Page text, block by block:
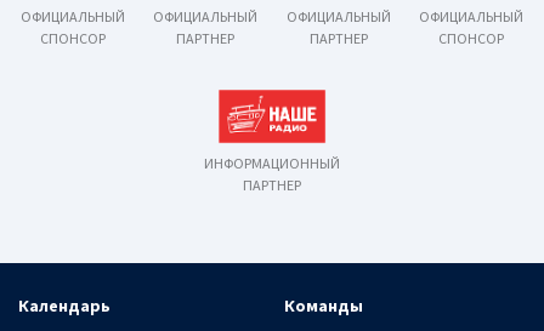
ОФИЦИАЛЬНЫЙ
СПОНСОР
ОФИЦИАЛЬНЫЙ
ПАРТНЕР
ОФИЦИАЛЬНЫЙ
ПАРТНЕР
ОФИЦИАЛЬНЫЙ
СПОНСОР
ИНФОРМАЦИОННЫЙ
ПАРТНЕР
Календарь Команды